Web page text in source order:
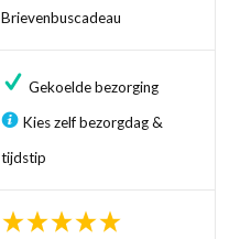
Brievenbuscadeau
Gekoelde bezorging
Kies zelf bezorgdag &
tijdstip